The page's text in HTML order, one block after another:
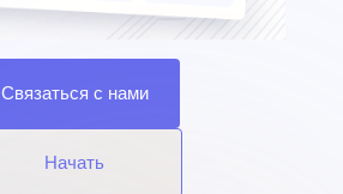
Связаться с нами
Начать